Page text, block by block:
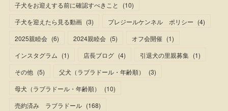
子犬をお迎えする前に確認すべきこと (10)
子犬を迎えたら見る動画 (3) プレジールケンネル ポリシー (4)
2025親睦会 (6) 2024親睦会 (5) オフ会開催 (1)
インスタグラム (1) 店長ブログ (4) 引退犬の里親募集 (1)
その他 (5) 父犬（ラブラドール・年齢順） (3)
母犬（ラブラドール・年齢順）
(10)
売約済み ラブラドール (168)